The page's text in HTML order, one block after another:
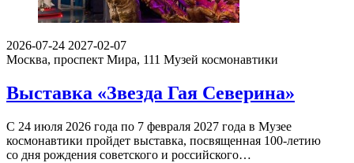
2026-07-24 2027-02-07
Москва, проспект Мира, 111 Музей космонавтики
Выставка «Звезда Гая Северина»
С 24 июля 2026 года по 7 февраля 2027 года в Музее
космонавтики пройдет выставка, посвященная 100-летию
со дня рождения советского и российского…